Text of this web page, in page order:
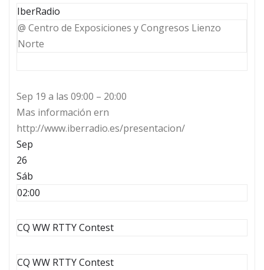
IberRadio
@ Centro de Exposiciones y Congresos Lienzo
Norte
Sep 19 a las 09:00 – 20:00
Mas información ern
http://www.iberradio.es/presentacion/
Sep
26
Sáb
02:00
CQ WW RTTY Contest
CQ WW RTTY Contest